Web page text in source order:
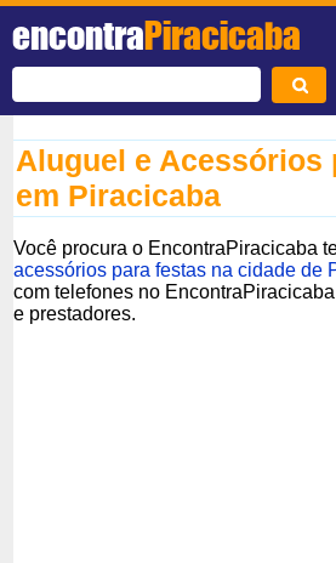
encontraPiracicaba
Aluguel e Acessórios
em Piracicaba
Você procura o EncontraPiracicaba
acessórios para festas na cidade de
com telefones no
e prestadores.